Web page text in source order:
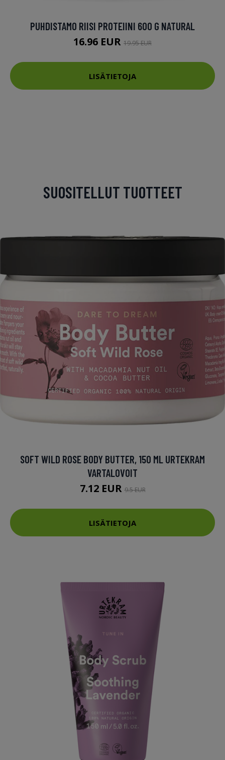
PUHDISTAMO RIISI PROTEIINI 600 G NATURAL
16.96 EUR 19.95 EUR
LISÄTIETOJA
SUOSITELLUT TUOTTEET
SOFT WILD ROSE BODY BUTTER, 150 ML URTEKRAM
VARTALOVOIT
7.12 EUR9.5 EUR
LISÄTIETOJA